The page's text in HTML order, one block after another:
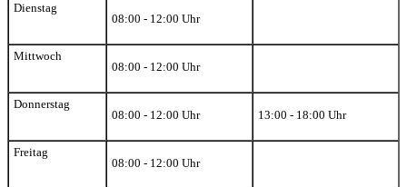
Dienstag
08:00 - 12:00 Uhr
Mittwoch
08:00 - 12:00 Uhr
Donnerstag
08:00 - 12:00 Uhr
13:00 - 18:00 Uhr
Freitag
08:00 - 12:00 Uhr